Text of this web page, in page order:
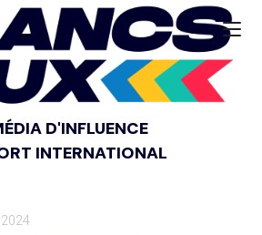
D'INFLUENCE
INTERNATIONAL